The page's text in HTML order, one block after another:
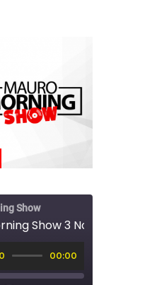
Show
Show 3 Novembre
00:00